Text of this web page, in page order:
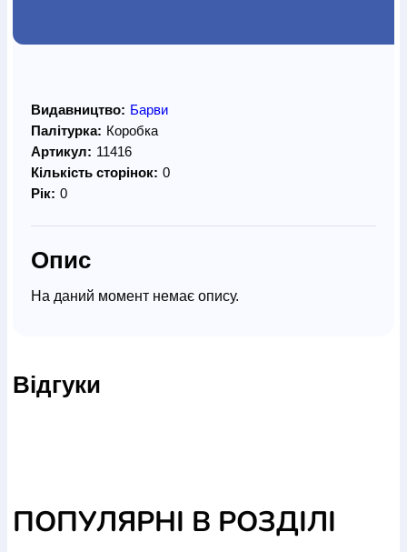
Видавництво: Барви
Палітурка: Коробка
Артикул: 11416
Кількість сторінок: 0
Рік: 0
Опис
На даний момент немає опису.
Відгуки
ПОПУЛЯРНІ В РОЗДІЛІ